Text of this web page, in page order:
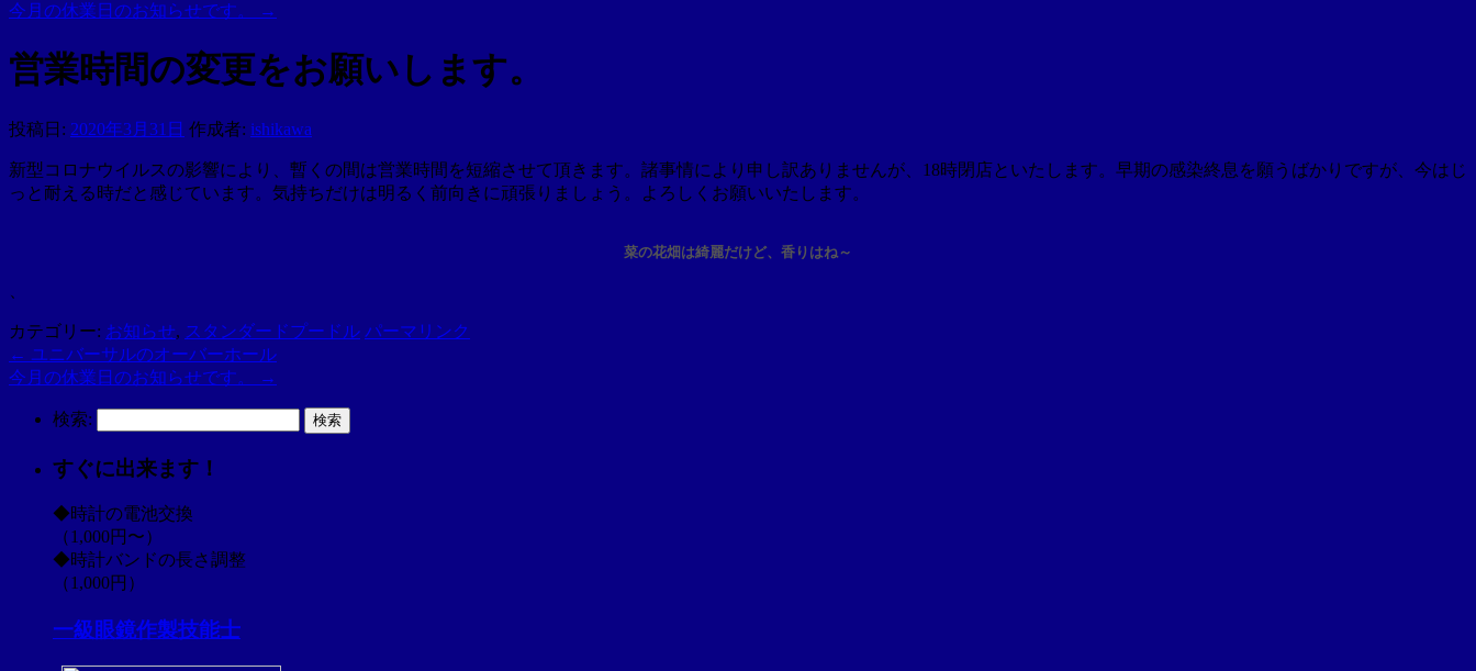
今月の休業日のお知らせです。
→
営業時間の変更をお願いします。
投稿日: 2020年3月31日 作成者: ishikawa
新型コロナウイルスの影響により、暫くの間は営業時間を短縮させて頂きます。諸事情により申し訳ありませんが、18時閉店といたします。早期の感染終息を願うばかりですが、今はじ
っと耐える時だと感じています。気持ちだけは明るく前向きに頑張りましょう。よろしくお願いいたします。
菜の花畑は綺麗だけど、香りはね～
カテゴリー: お知らせ, スタンダードプードル パーマリンク
← ユニバーサルのオーバーホール
今月の休業日のお知らせです。
→
検索:
すぐに出来ます！
◆時計の電池交換
（1,000円〜）
◆時計バンドの長さ調整
（1,000円）
一級眼鏡作製技能士